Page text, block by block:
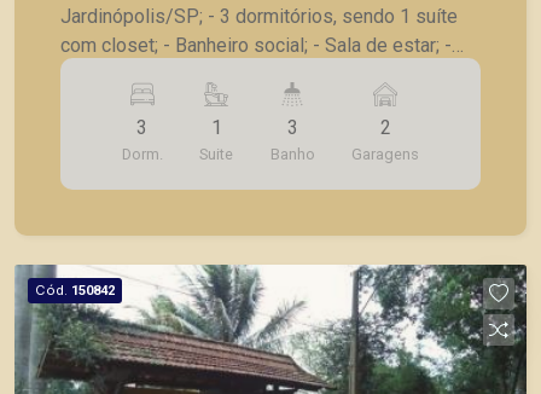
Jardinópolis/SP; - 3 dormitórios, sendo 1 suíte
com closet; - Banheiro social; - Sala de estar; -
Escritório; - Cozinha com Armários,; - Área de
serviço, - Despensa; - Varanda gourmet; -
Banheiro externo; - Quintal; - Corredor lateral; -2
vagas de garagem. Seja para vender, alugar ou
adquirir seu imóvel entre em contato com a
3
Dorm.
1
Suite
3
Banho
2
Garagens
Cód. 150842